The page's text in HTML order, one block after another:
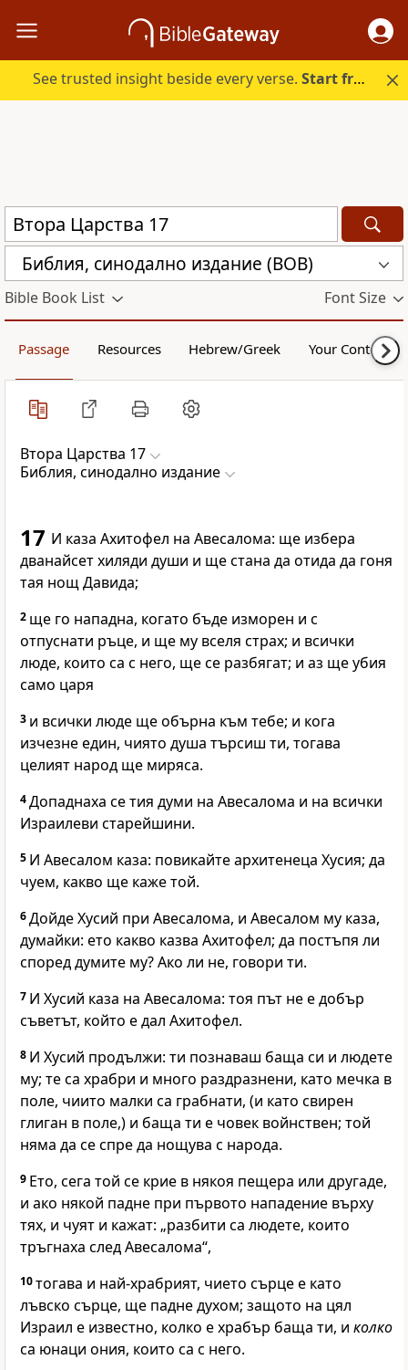
See trusted insight beside every verse.Start free.
Библия, синодално издание (BOB)
Bible Book List Font Size
Passage Resources Hebrew/Greek Your Content
Втора Царства 17
Библия, синодално издание
17 И каза Ахитофел на Авесалома: ще избера
дванайсет хиляди души и ще стана да отида да гоня
тая нощ Давида;
2 ще го нападна, когато бъде изморен и с
отпуснати ръце, и ще му вселя страх; и всички
люде, които са с него, ще се разбягат; и аз ще убия
само царя
3 и всички люде ще обърна към тебе; и кога
изчезне един, чиято душа търсиш ти, тогава
целият народ ще миряса.
4Допаднаха се тия думи на Авесалома и на всички
Израилеви старейшини.
5 И Авесалом каза: повикайте архитенеца Хусия; да
чуем, какво ще каже той.
6Дойде Хусий при Авесалома, и Авесалом му каза,
думайки: ето какво казва Ахитофел; да постъпя ли
според думите му? Ако ли не, говори ти.
7 И Хусий каза на Авесалома: тоя път не е добър
съветът, който е дал Ахитофел.
8 И Хусий продължи: ти познаваш баща си и людете
му; те са храбри и много раздразнени, като мечка в
поле, чиито малки са грабнати, (и като свирен
глиган в поле,) и баща ти е човек войнствен; той
няма да се спре да нощува с народа.
9 Ето, сега той се крие в някоя пещера или другаде,
и ако някой падне при първото нападение върху
тях, и чуят и кажат: „разбити са людете, които
тръгнаха след Авесалома“,
10тогава и най-храбрият, чието сърце е като
лъвско сърце, ще падне духом; защото на цял
Израил е известно, колко е храбър баща ти, и колко
са юнаци ония, които са с него.